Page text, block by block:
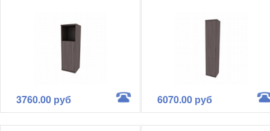
3760.00 руб 6070.00 руб